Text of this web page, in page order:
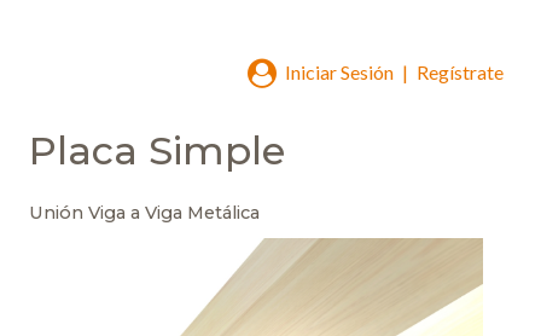
Iniciar Sesión | Regístrate
Placa Simple
Unión Viga a Viga Metálica